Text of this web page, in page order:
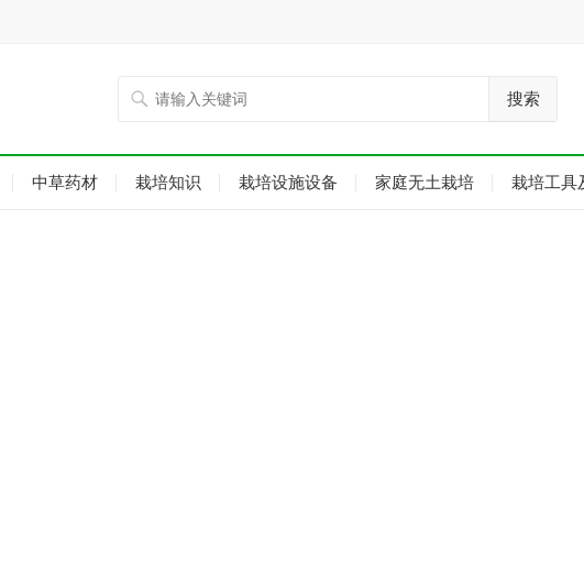
搜索
中草药材 栽培知识 栽培设施设备 家庭无土栽培 栽培工具